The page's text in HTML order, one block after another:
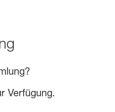
Verfügung.